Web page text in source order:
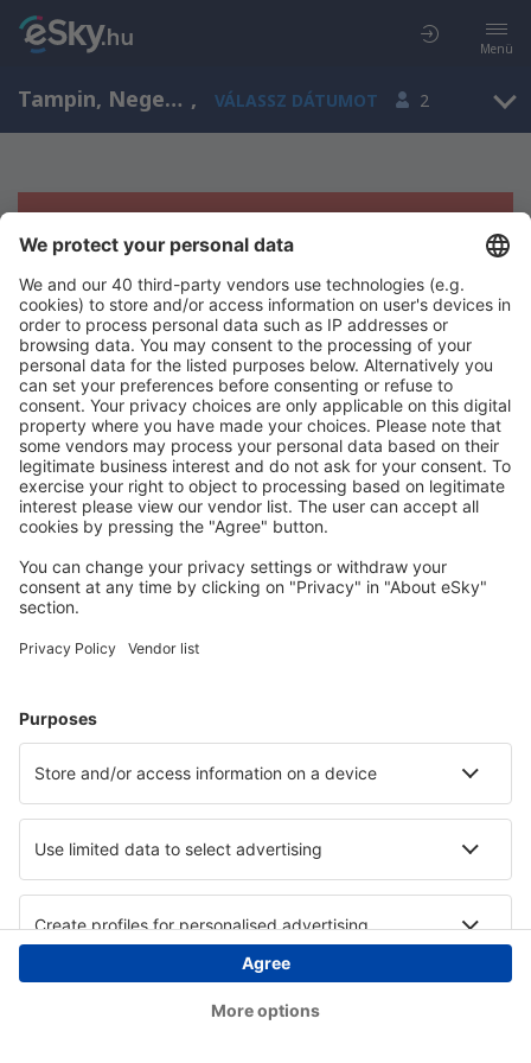
Menü
Tampin, Negeri Sembilan, Malajzia , VÁLASSZ DÁTUMOT 2
Sajnos semmilyen eredménnyel nem
szolgálhatunk.
Próbáld meg még egyszer más kritériumot kiválasztva
Copyright © eSky.hu Minden jog fenntartva.